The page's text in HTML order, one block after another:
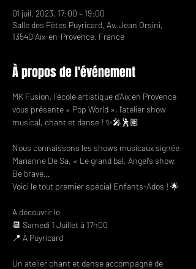
01 juil. 2023, 17:00 – 19:00
Salle des Fêtes Puyricard, Av. Jean Orsini,
13540 Aix-en-Provence, France
À propos de l'événement
MK Fusion, l’école artistique d’Aix en Provence
vous présente « Pop World », l’atelier show
musical, chant et danse ! ✨🎤🕺🏽
Nous connaissons les shows musicaux signée
Marianne De Sa, « Le grand bal, Angel’s show,
Be brave…
Voici le tout premier spécial Enfants-Ados ! 🌟
A découvrir le
📆 Samedi 1 Juillet à 17h00
📍 À Puyricard
Un atelier chant et danse accompagné de